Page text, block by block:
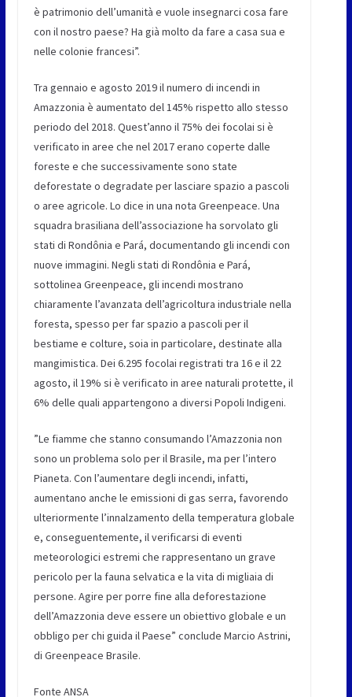
è patrimonio dell’umanità e vuole insegnarci cosa fare
con il nostro paese? Ha già molto da fare a casa sua e
nelle colonie francesi”.
Tra gennaio e agosto 2019 il numero di incendi in
Amazzonia è aumentato del 145% rispetto allo stesso
periodo del 2018. Quest’anno il 75% dei focolai si è
verificato in aree che nel 2017 erano coperte dalle
foreste e che successivamente sono state
deforestate o degradate per lasciare spazio a pascoli
o aree agricole. Lo dice in una nota Greenpeace. Una
squadra brasiliana dell’associazione ha sorvolato gli
stati di Rondônia e Pará, documentando gli incendi con
nuove immagini. Negli stati di Rondônia e Pará,
sottolinea Greenpeace, gli incendi mostrano
chiaramente l’avanzata dell’agricoltura industriale nella
foresta, spesso per far spazio a pascoli per il
bestiame e colture, soia in particolare, destinate alla
mangimistica. Dei 6.295 focolai registrati tra 16 e il 22
agosto, il 19% si è verificato in aree naturali protette, il
6% delle quali appartengono a diversi Popoli Indigeni.
”Le fiamme che stanno consumando l’Amazzonia non
sono un problema solo per il Brasile, ma per l’intero
Pianeta. Con l’aumentare degli incendi, infatti,
aumentano anche le emissioni di gas serra, favorendo
ulteriormente l’innalzamento della temperatura globale
e, conseguentemente, il verificarsi di eventi
meteorologici estremi che rappresentano un grave
pericolo per la fauna selvatica e la vita di migliaia di
persone. Agire per porre fine alla deforestazione
dell’Amazzonia deve essere un obiettivo globale e un
obbligo per chi guida il Paese” conclude Marcio Astrini,
di Greenpeace Brasile.
Fonte ANSA